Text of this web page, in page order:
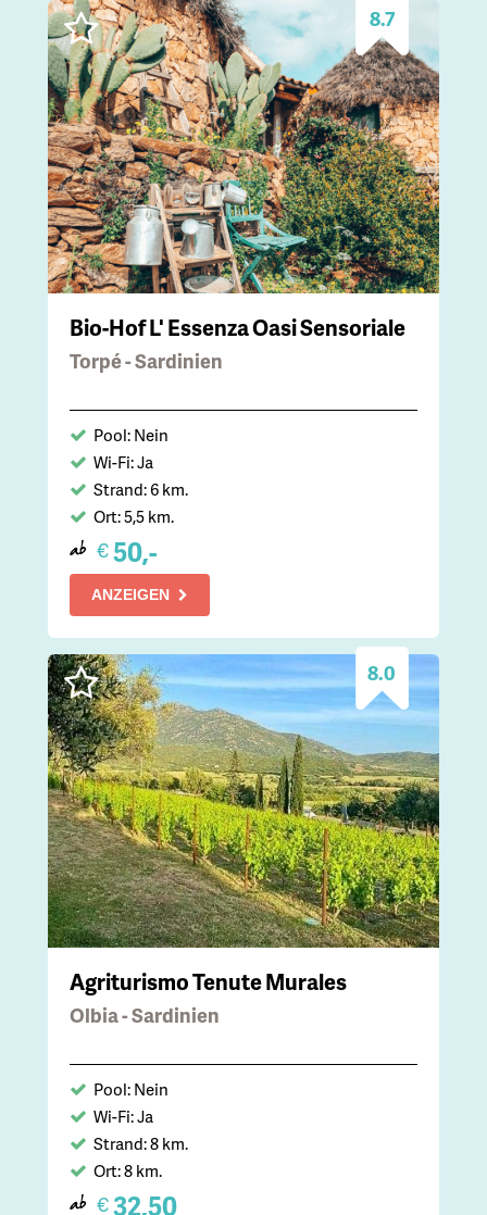
8.7
Bio-Hof L' Essenza Oasi Sensoriale
Torpé - Sardinien
Pool: Nein
Wi-Fi: Ja
Strand: 6 km.
Ort: 5,5 km.
ab €50,-
ANZEIGEN
8.0
Agriturismo Tenute Murales
Olbia - Sardinien
Pool: Nein
Wi-Fi: Ja
Strand: 8 km.
Ort: 8 km.
ab €32,50